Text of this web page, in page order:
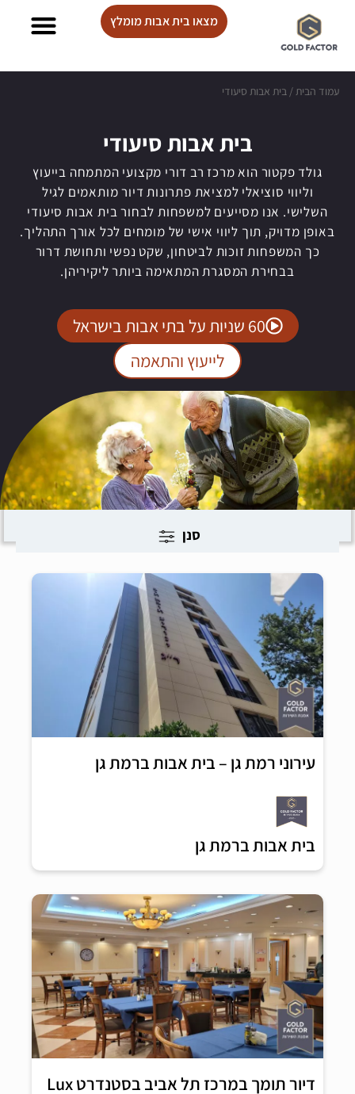
מצאו בית אבות מומלץ
עמוד הבית/ בית אבות סיעודי
בית אבות סיעודי
גולד פקטור הוא מרכז רב דורי מקצועי המתמחה בייעוץ
וליווי סוציאלי למציאת פתרונות דיור מותאמים לגיל
השלישי. אנו מסייעים למשפחות לבחור בית אבות סיעודי
באופן מדויק, תוך ליווי אישי של מומחים לכל אורך התהליך.
כך המשפחות זוכות לביטחון, שקט נפשי ותחושת דרור
בבחירת המסגרת המתאימה ביותר ליקיריהן.
60 שניות על בתי אבות בישראל
לייעוץ והתאמה
סנן
עירוני רמת גן – בית אבות ברמת גן
בית אבות ברמת גן
דיור תומך במרכז תל אביב בסטנדרט Lux